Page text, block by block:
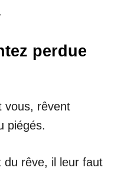
perdue
vous, rêvent
piégés.
du rêve, il leur faut